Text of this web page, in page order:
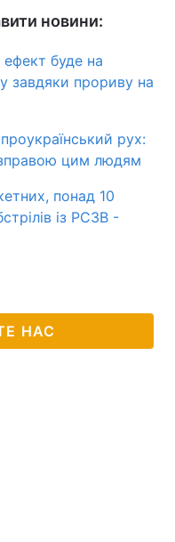
новини:
буде на
завдяки прориву на
рух:
цим людям
понад 10
із РСЗВ -
НАС